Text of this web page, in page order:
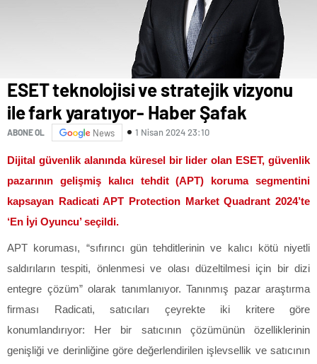
ESET teknolojisi ve stratejik vizyonu
ile fark yaratıyor- Haber Şafak
ABONE OL News 1 Nisan 2024 23:10
Dijital güvenlik alanında küresel bir lider olan ESET, güvenlik
pazarının gelişmiş kalıcı tehdit (APT) koruma segmentini
kapsayan Radicati APT Protection Market Quadrant 2024’te
‘En İyi Oyuncu’ seçildi.
APT koruması, “sıfırıncı gün tehditlerinin ve kalıcı kötü niyetli
saldırıların tespiti, önlenmesi ve olası düzeltilmesi için bir dizi
entegre çözüm” olarak tanımlanıyor. Tanınmış pazar araştırma
firması Radicati, satıcıları çeyrekte iki kritere göre
konumlandırıyor: Her bir satıcının çözümünün özelliklerinin
genişliği ve derinliğine göre değerlendirilen işlevsellik ve satıcının